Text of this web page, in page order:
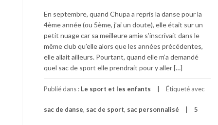
En septembre, quand Chupa a repris la danse pour la
4ème année (ou 5ème, j’ai un doute), elle était sur un
petit nuage car sa meilleure amie s’inscrivait dans le
même club qu’elle alors que les années précédentes,
elle allait ailleurs. Pourtant, quand elle m’a demandé
quel sac de sport elle prendrait pour y aller […]
Publié dans : Le sport et les enfants Étiqueté avec
sac de danse, sac de sport, sac personnalisé 5